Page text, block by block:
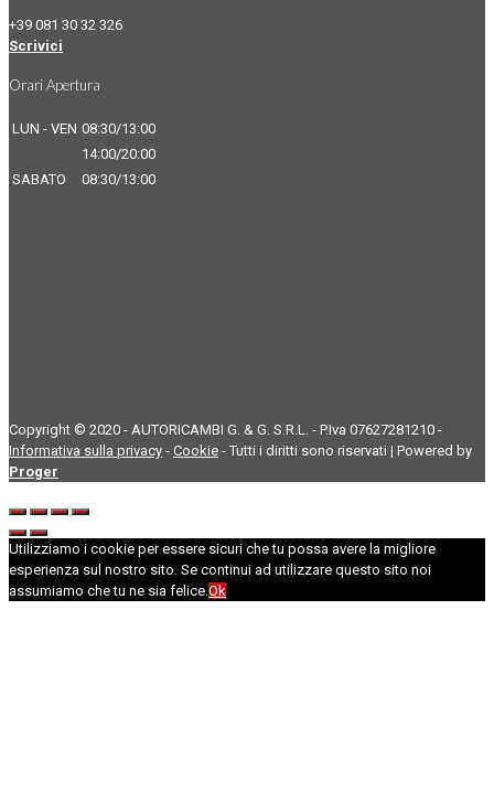
+39 081 30 32 326
Scrivici
Orari Apertura
LUN - VEN 08:30/13:00
14:00/20:00
SABATO
08:30/13:00
Copyright © 2020 - AUTORICAMBI G. & G. S.R.L. - P.Iva 07627281210 -
Informativa sulla privacy - Cookie - Tutti i diritti sono riservati | Powered by
Proger
Utilizziamo i cookie per essere sicuri che tu possa avere la migliore
esperienza sul nostro sito. Se continui ad utilizzare questo sito noi
assumiamo che tu ne sia felice.Ok